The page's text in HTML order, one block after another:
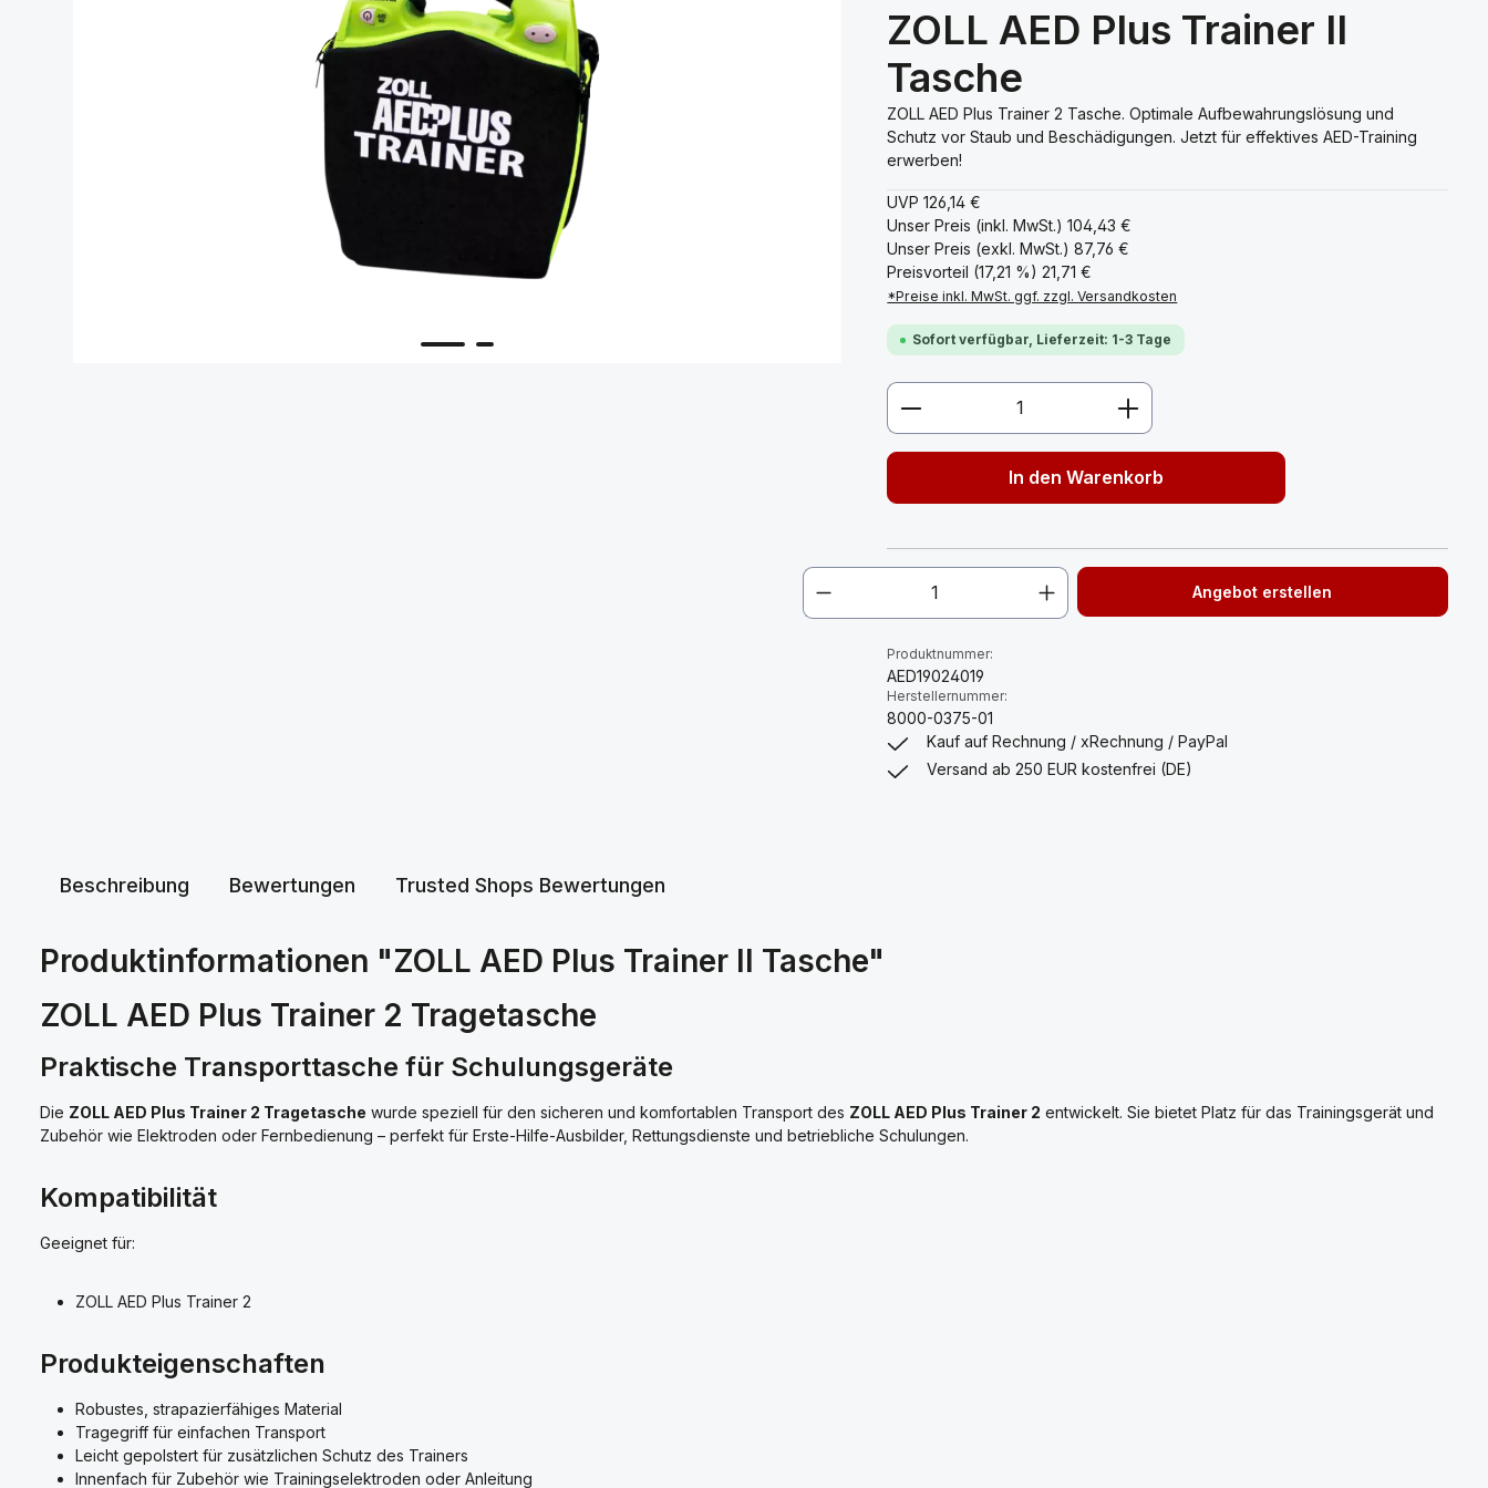
ZOLL AED Plus Trainer II
Tasche
ZOLL AED Plus Trainer 2 Tasche. Optimale Aufbewahrungslösung und
Schutz vor Staub und Beschädigungen. Jetzt für effektives AED-Training
erwerben!
UVP126,14 €
Unser Preis (inkl. MwSt.)104,43 €
Unser Preis (exkl. MwSt.)87,76 €
Preisvorteil (17,21 %)21,71 €
*Preise inkl. MwSt. ggf. zzgl. Versandkosten
Sofort verfügbar, Lieferzeit: 1-3 Tage
Produkt Anzahl: Gib den gewünschten Wert
In den Warenkorb
Angebot erstellen
Produktnummer:
AED19024019
Herstellernummer:
8000-0375-01
Kauf auf Rechnung / xRechnung / PayPal
Versand ab 250 EUR kostenfrei (DE)
Beschreibung Bewertungen Trusted Shops Bewertungen
Produktinformationen "ZOLL AED Plus Trainer II Tasche"
ZOLL AED Plus Trainer 2 Tragetasche
Praktische Transporttasche für Schulungsgeräte
Die ZOLL AED Plus Trainer 2 Tragetasche wurde speziell für den sicheren und komfortablen Transport des ZOLL AED Plus Trainer 2 entwickelt. Sie bietet Platz für das Trainingsgerät und
Zubehör wie Elektroden oder Fernbedienung – perfekt für Erste-Hilfe-Ausbilder, Rettungsdienste und betriebliche Schulungen.
Kompatibilität
Geeignet für:
ZOLL AED Plus Trainer 2
Produkteigenschaften
Robustes, strapazierfähiges Material
Tragegriff für einfachen Transport
Leicht gepolstert für zusätzlichen Schutz des Trainers
Innenfach für Zubehör wie Trainingselektroden oder Anleitung